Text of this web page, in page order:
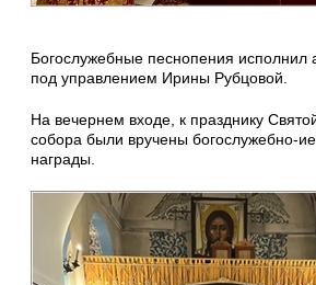
Богослужебные песнопения исполнил
под управлением Ирины Рубцовой.
На вечернем входе, к празднику
собора были вручены богослужебно-
награды.